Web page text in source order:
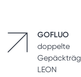
GOFLUO
doppelte
LEON